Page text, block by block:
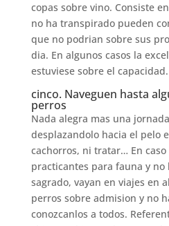
copas sobre vino. Consiste
no ha transpirado pueden
que no podrian sobre sus
dia. En algunos casos la
estuviese sobre el capacidad.
cinco. Naveguen hasta
perros
Nada alegra mas una
desplazandolo hacia el pelo
cachorros, ni tratar… En
practicantes para fauna y
sagrado, vayan en viajes en
perros sobre admision y no
conozcanlos a todos.